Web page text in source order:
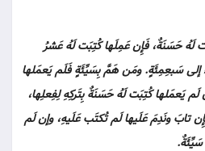
لَهُ حَسَنَةٌ، فَإِن عَمِلَها كُتِبَت لَهُ عَشرُ
إلى سَبعِمِئَةٍ. ومَن هَمَّ بِسَيِّئَةٍ فَلَم يَعمَلها
يَعمَلها كُتِبَت لَهُ حَسَنَةٌ بِتَركِهِ لِفِعلِها،
تابَ ونَدِمَ عَلَيها لَم تُكتَب عَلَيهِ، وإن لَم